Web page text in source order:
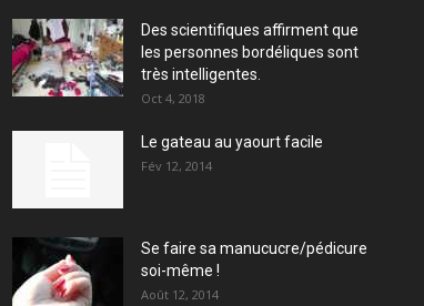
Des scientifiques affirment que
les personnes bordéliques sont
très intelligentes.
Oct 4, 2018
Le gateau au yaourt facile
Fév 12, 2014
Se faire sa manucucre/pédicure
soi-même !
Août 12, 2014